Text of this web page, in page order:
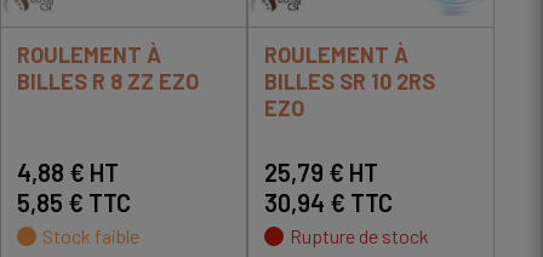
ROULEMENT À
BILLES R 8 ZZ EZO
4,88 € HT
5,85 € TTC
Stock faible
ROULEMENT À
BILLES SR 10 2RS
EZO
25,79 € HT
30,94 € TTC
Rupture de stock